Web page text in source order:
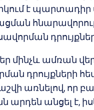
է
մինչև ամռան
դրույքների
առնելով, որ
անցել է,